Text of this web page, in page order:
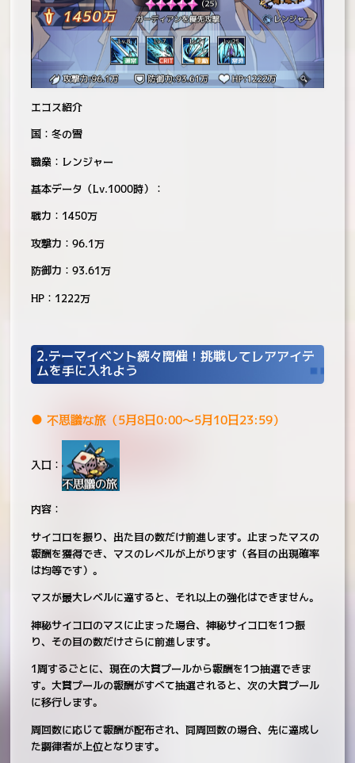
エコス紹介
国：冬の雪
職業：レンジャー
基本データ（Lv.1000時）：
戦力：1450万
攻撃力：96.1万
防御力：93.61万
HP：1222万
2.テーマイベント続々開催！挑戦してレアアイテ
ムを手に入れよう
● 不思議な旅（5月8日0:00～5月10日23:59）
入口：
内容：
サイコロを振り、出た目の数だけ前進します。止まったマスの
報酬を獲得でき、マスのレベルが上がります（各目の出現確率
は均等です）。
マスが最大レベルに達すると、それ以上の強化はできません。
神秘サイコロのマスに止まった場合、神秘サイコロを1つ振
り、その目の数だけさらに前進します。
1周するごとに、現在の大賞プールから報酬を1つ抽選できま
す。大賞プールの報酬がすべて抽選されると、次の大賞プール
に移行します。
周回数に応じて報酬が配布され、同周回数の場合、先に達成し
た調律者が上位となります。